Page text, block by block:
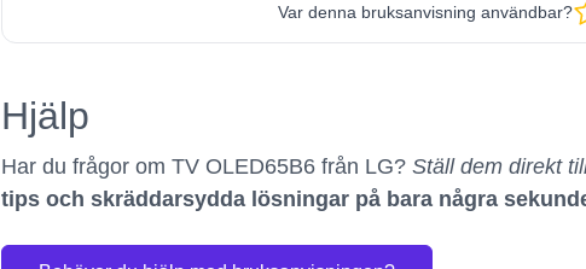
Var denna bruksanvisning användbar?
Hjälp
Har du frågor om TV OLED65B6 från LG? Ställ dem direkt
tips och skräddarsydda lösningar på bara några